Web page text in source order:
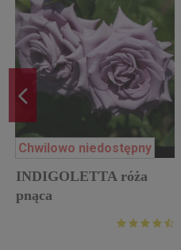
Chwilowo niedostępny
INDIGOLETTA róża
pnąca